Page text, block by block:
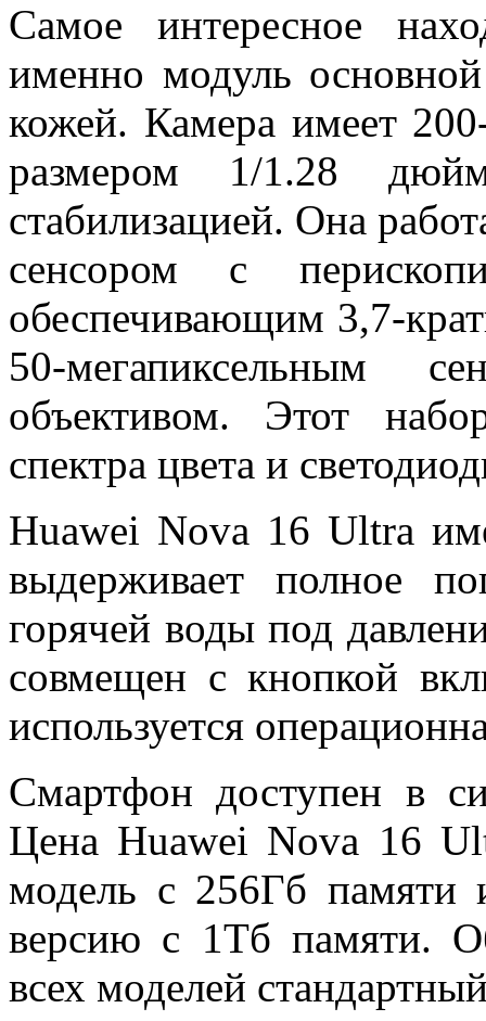
Самое интересное
именно модуль
кожей. Камера имеет
размером 1/1.28
стабилизацией. Она
сенсором с
обеспечивающим 3,7-
50-мегапиксельным
объективом. Этот
спектра цвета и
Huawei Nova 16 Ultra
выдерживает полное
горячей воды под
совмещен с кнопкой
используется
Смартфон доступен в
Цена Huawei Nova 16
модель с 256Гб памяти
версию с 1Тб памяти.
всех моделей